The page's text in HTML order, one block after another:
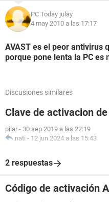
PC Today julay
4 may 2010 a las 17:17
AVAST es el peor antivirus
porque pone lenta la PC es
Discusiones similares
Clave de activacion
pilar - 30 sep 2019 a las 22:19
nati - 12 jun 2024 a las 15:43
2 respuestas
Código de activación